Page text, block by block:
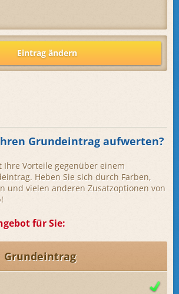
Eintrag ändern
Grundeintrag aufwerten?
Ihre Vorteile gegenüber einem
Heben Sie sich durch Farben,
und vielen anderen Zusatzoptionen von
für Sie:
Grundeintrag